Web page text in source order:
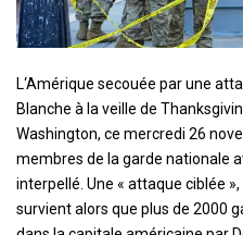
L‘Amérique secouée par une
Blanche à la veille de
Washington, ce mercredi 26
membres de la garde nationale
interpellé. Une « attaque ciblée
survient alors que plus de 2000